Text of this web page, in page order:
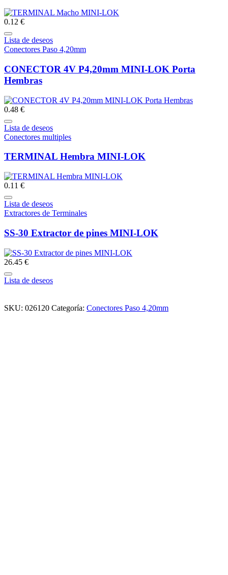
0.12 €
Lista de deseos
Conectores Paso 4,20mm
CONECTOR 4V P4,20mm MINI-LOK Porta
Hembras
0.48 €
Lista de deseos
Conectores multiples
TERMINAL Hembra MINI-LOK
0.11 €
Lista de deseos
Extractores de Terminales
SS-30 Extractor de pines MINI-LOK
26.45 €
Lista de deseos
SKU: 026120 Categoría: Conectores Paso 4,20mm